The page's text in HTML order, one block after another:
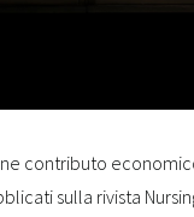
contributo
sulla rivista